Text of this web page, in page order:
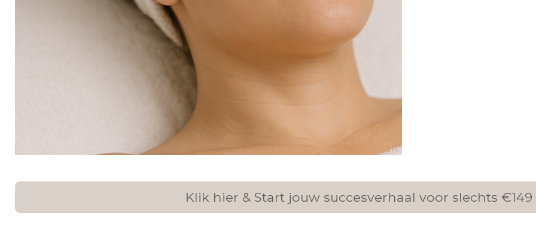
Klik hier & Start jouw succesverhaal voor slechts